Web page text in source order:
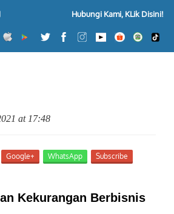
Hubungi Kami, KLik Disini!
at 17:48
Google+ WhatsApp Subscribe
Kekurangan Berbisnis